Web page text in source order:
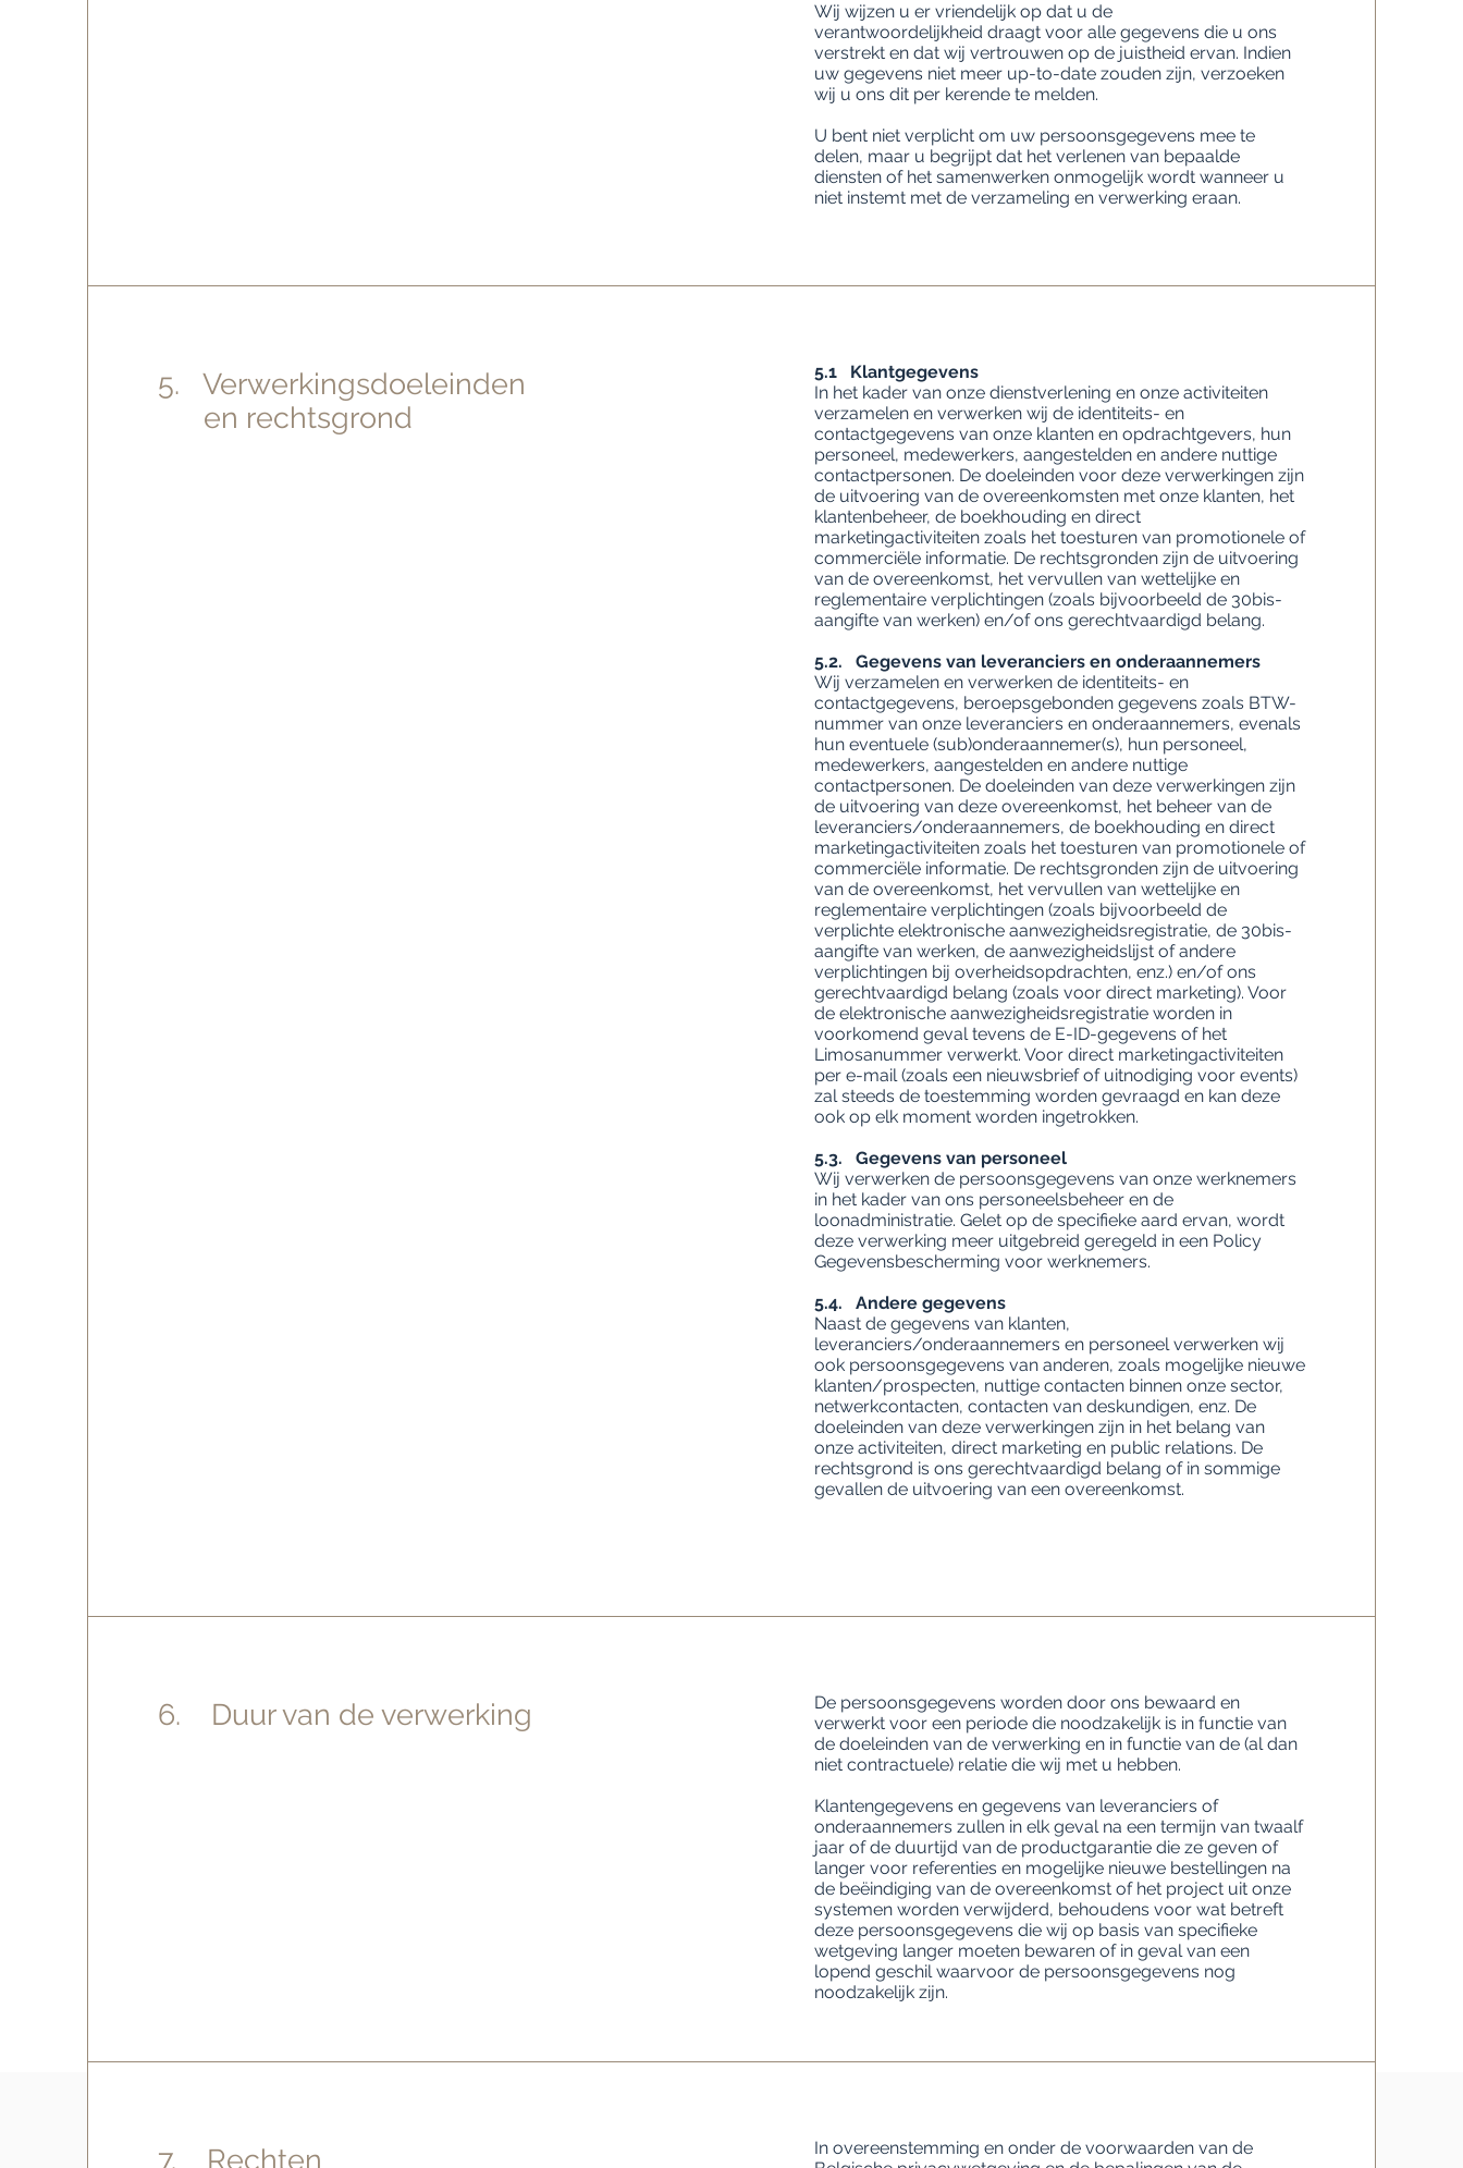
Wij wijzen u er vriendelijk op dat u de
verantwoordelijkheid draagt voor alle gegevens die u ons
verstrekt en dat wij vertrouwen op de juistheid ervan. Indien
uw gegevens niet meer up-to-date zouden zijn, verzoeken
wij u ons dit per kerende te melden.
U bent niet verplicht om uw persoonsgegevens mee te
delen, maar u begrijpt dat het verlenen van bepaalde
diensten of het samenwerken onmogelijk wordt wanneer u
niet instemt met de verzameling en verwerking eraan.
5. Verwerkingsdoeleinden
en rechtsgrond
5.1 Klantgegevens
In het kader van onze dienstverlening en onze activiteiten
verzamelen en verwerken wij de identiteits- en
contactgegevens van onze klanten en opdrachtgevers, hun
personeel, medewerkers, aangestelden en andere nuttige
contactpersonen. De doeleinden voor deze verwerkingen zijn
de uitvoering van de overeenkomsten met onze klanten, het
klantenbeheer, de boekhouding en direct
marketingactiviteiten zoals het toesturen van promotionele of
commerciële informatie. De rechtsgronden zijn de uitvoering
van de overeenkomst, het vervullen van wettelijke en
reglementaire verplichtingen (zoals bijvoorbeeld de 30bis-
aangifte van werken) en/of ons gerechtvaardigd belang.
5.2. Gegevens van leveranciers en onderaannemers
Wij verzamelen en verwerken de identiteits- en
contactgegevens, beroepsgebonden gegevens zoals BTW-
nummer van onze leveranciers en onderaannemers, evenals
hun eventuele (sub)onderaannemer(s), hun personeel,
medewerkers, aangestelden en andere nuttige
contactpersonen. De doeleinden van deze verwerkingen zijn
de uitvoering van deze overeenkomst, het beheer van de
leveranciers/onderaannemers, de boekhouding en direct
marketingactiviteiten zoals het toesturen van promotionele of
commerciële informatie. De rechtsgronden zijn de uitvoering
van de overeenkomst, het vervullen van wettelijke en
reglementaire verplichtingen (zoals bijvoorbeeld de
verplichte elektronische aanwezigheidsregistratie, de 30bis-
aangifte van werken, de aanwezigheidslijst of andere
verplichtingen bij overheidsopdrachten, enz.) en/of ons
gerechtvaardigd belang (zoals voor direct marketing). Voor
de elektronische aanwezigheidsregistratie worden in
voorkomend geval tevens de E-ID-gegevens of het
Limosanummer verwerkt. Voor direct marketingactiviteiten
per e-mail (zoals een nieuwsbrief of uitnodiging voor events)
zal steeds de toestemming worden gevraagd en kan deze
ook op elk moment worden ingetrokken.
5.3. Gegevens van personeel
Wij verwerken de persoonsgegevens van onze werknemers
in het kader van ons personeelsbeheer en de
loonadministratie. Gelet op de specifieke aard ervan, wordt
deze verwerking meer uitgebreid geregeld in een Policy
Gegevensbescherming voor werknemers.
5.4. Andere gegevens
Naast de gegevens van klanten,
leveranciers/onderaannemers en personeel verwerken wij
ook persoonsgegevens van anderen, zoals mogelijke nieuwe
klanten/prospecten, nuttige contacten binnen onze sector,
netwerkcontacten, contacten van deskundigen, enz. De
doeleinden van deze verwerkingen zijn in het belang van
onze activiteiten, direct marketing en public relations. De
rechtsgrond is ons gerechtvaardigd belang of in sommige
gevallen de uitvoering van een overeenkomst.
6. Duur van de verwerking
De persoonsgegevens worden door ons bewaard en
verwerkt voor een periode die noodzakelijk is in functie van
de doeleinden van de verwerking en in functie van de (al dan
niet contractuele) relatie die wij met u hebben.
Klantengegevens en gegevens van leveranciers of
onderaannemers zullen in elk geval na een termijn van twaalf
jaar of de duurtijd van de productgarantie die ze geven of
langer voor referenties en mogelijke nieuwe bestellingen na
de beëindiging van de overeenkomst of het project uit onze
systemen worden verwijderd, behoudens voor wat betreft
deze persoonsgegevens die wij op basis van specifieke
wetgeving langer moeten bewaren of in geval van een
lopend geschil waarvoor de persoonsgegevens nog
noodzakelijk zijn.
7. Rechten
In overeenstemming en onder de voorwaarden van de